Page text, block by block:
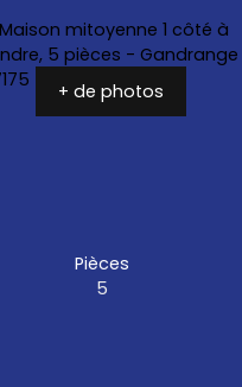
+ de photos
Pièces
5